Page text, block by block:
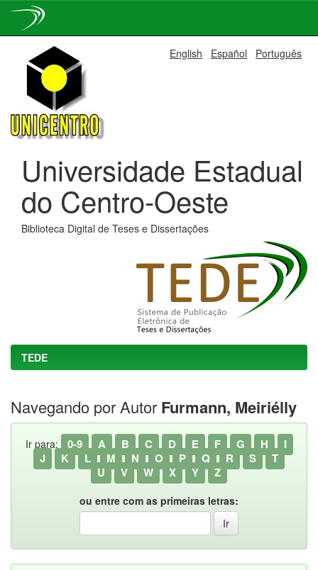
navigation
English Español Português
Universidade Estadual
do Centro-Oeste
Biblioteca Digital de Teses e Dissertações
TEDE
Navegando por Autor Furmann, Meiriélly
Ir para: 0-9 A B C D E F G H
I
J
K L M N O P Q R S
T
U
V W X Y Z
ou entre com as primeiras letras: